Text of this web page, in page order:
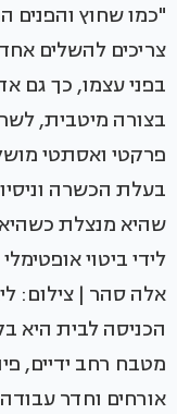
"כמו שחוץ והפנים
צריכים להשלים
בפני עצמו, כך גם
בצורה מיטבית,
פרקטי ואסתטי
בעלת הכשרה
שהיא מנצלת
לידי ביטוי
אלה סהר | צילום:
הכניסה לבית היא
מטבח רחב ידיים,
אורחים וחדר